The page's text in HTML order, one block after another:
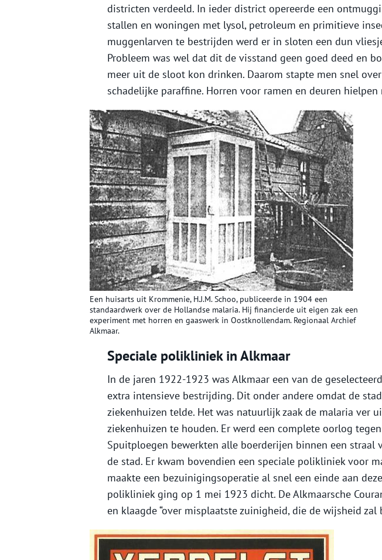
districten verdeeld. In ieder district opereerde een
stallen en woningen met lysol, petroleum en primitieve
muggenlarven te bestrijden werd er in sloten een dun
Probleem was wel dat dit de visstand geen goed deed en
meer uit de sloot kon drinken. Daarom stapte men snel
schadelijke paraffine. Horren voor ramen en deuren
Een huisarts uit Krommenie, H.J.M. Schoo, publiceerde in 1904 een
standaardwerk over de Hollandse malaria. Hij financierde uit eigen zak een
experiment met horren en gaaswerk in Oostknollendam. Regionaal Archief
Alkmaar.
Speciale polikliniek in Alkmaar
In de jaren 1922-1923 was Alkmaar een van de
extra intensieve bestrijding. Dit onder andere omdat de
ziekenhuizen telde. Het was natuurlijk zaak de malaria ver
ziekenhuizen te houden. Er werd een complete oorlog
Spuitploegen bewerkten alle boerderijen binnen een straal
de stad. Er kwam bovendien een speciale polikliniek voor
maakte een bezuinigingsoperatie al snel een einde aan
polikliniek ging op 1 mei 1923 dicht. De Alkmaarsche
en klaagde “over misplaatste zuinigheid, die de wijsheid zal